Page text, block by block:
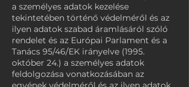
a személyes adatok kezelése
tekintetében történő védelméről és az
ilyen adatok szabad áramlásáról szóló
rendelet és az Európai Parlament és a
Tanács 95/46/EK irányelve (1995.
október 24.) a személyes adatok
feldolgozása vonatkozásában az